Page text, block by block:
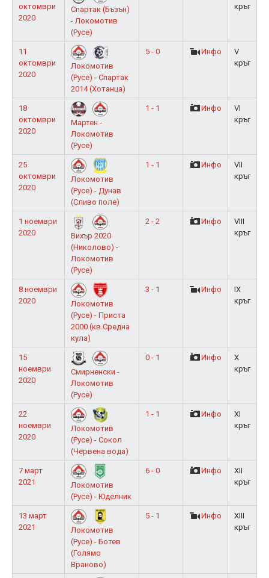
октомври
2020
Спартак (Бъзън)
- Локомотив
(Русе)
кръг
11
октомври
2020
Локомотив
(Русе) - Спартак
2014 (Хотанца)
5 - 0 Инфо
V
кръг
18
октомври
2020
Мартен -
Локомотив
(Русе)
1 - 1 Инфо
VI
кръг
25
октомври
2020
Локомотив
(Русе) - Дунав
(Сливо поле)
1 - 1 Инфо
VII
кръг
1 ноември
2020
Вихър 2020
(Николово) -
Локомотив
(Русе)
2 - 2 Инфо
VIII
кръг
8 ноември
2020
Локомотив
(Русе) - Приста
2000 (кв.Средна
кула)
3 - 1 Инфо
IX
кръг
15
ноември
2020
Смирненски -
Локомотив
(Русе)
0 - 1 Инфо
X
кръг
22
ноември
2020
Локомотив
(Русе) - Сокол
(Червена вода)
1 - 1 Инфо
XI
кръг
7 март
2021
Локомотив
(Русе) - Юделник
6 - 0 Инфо
XII
кръг
13 март
2021
Локомотив
(Русе) - Ботев
(Голямо
Враново)
5 - 1 Инфо
XIII
кръг